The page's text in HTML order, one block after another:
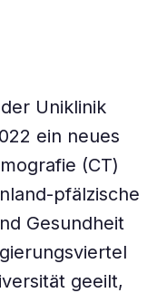
Uniklinik
ein neues
(CT)
pfälzische
Gesundheit
geeilt,